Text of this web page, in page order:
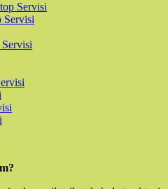
Servisi
Servisi